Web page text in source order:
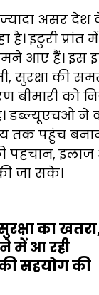
असर देश
है। इटुरी
आए हैं। इस
सुरक्षा की
बीमारी को
डब्ल्यूएचओ ने
तक पहुंच
पहचान, इलाज
जा सके।
का
में आ रही
सहयोग की